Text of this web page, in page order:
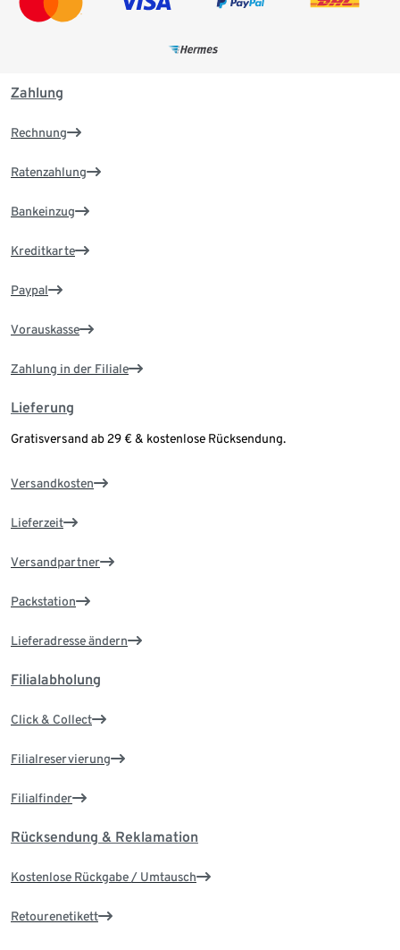
Zahlung
Rechnung
Ratenzahlung
Bankeinzug
Kreditkarte
Paypal
Vorauskasse
Zahlung in der Filiale
Lieferung
Gratisversand ab 29 € & kostenlose Rücksendung.
Versandkosten
Lieferzeit
Versandpartner
Packstation
Lieferadresse ändern
Filialabholung
Click & Collect
Filialreservierung
Filialfinder
Rücksendung & Reklamation
Kostenlose Rückgabe / Umtausch
Retourenetikett